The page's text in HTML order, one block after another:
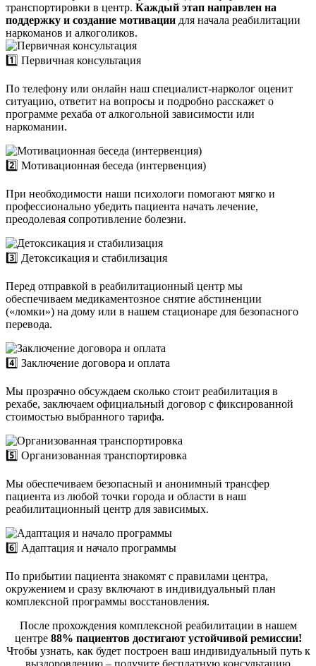
транспортировки в центр. Каждый этап направлен на
поддержку и создание мотивации для начала реабилитации
наркоманов и алкоголиков.
1️⃣ Первичная консультация
По телефону или онлайн наш специалист-нарколог оценит
ситуацию, ответит на вопросы и подробно расскажет о
программе рехаба от алкогольной зависимости или
наркомании.
2️⃣ Мотивационная беседа (интервенция)
При необходимости наши психологи помогают мягко и
профессионально убедить пациента начать лечение,
преодолевая сопротивление болезни.
3️⃣ Детоксикация и стабилизация
Перед отправкой в реабилитационный центр мы
обеспечиваем медикаментозное снятие абстиненции
(«ломки») на дому или в нашем стационаре для безопасного
перевода.
4️⃣ Заключение договора и оплата
Мы прозрачно обсуждаем сколько стоит реабилитация в
рехабе, заключаем официальный договор с фиксированной
стоимостью выбранного тарифа.
5️⃣ Организованная транспортировка
Мы обеспечиваем безопасный и анонимный трансфер
пациента из любой точки города и области в наш
реабилитационный центр для зависимых.
6️⃣ Адаптация и начало программы
По прибытии пациента знакомят с правилами центра,
окружением и сразу включают в индивидуальный план
комплексной программы восстановления.
После прохождения комплексной реабилитации в нашем
центре 88% пациентов достигают устойчивой ремиссии!
Чтобы узнать, как будет построен ваш индивидуальный путь к
выздоровлению – получите бесплатную консультацию